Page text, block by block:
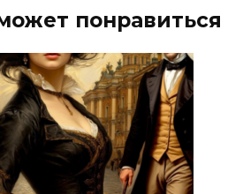
понравиться